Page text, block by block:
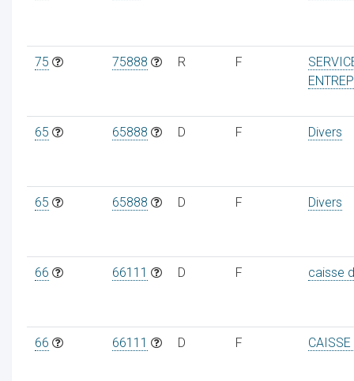
75 75888 R F
65 65888 D F Divers
65 65888 D F Divers
66 66111 D F caisse
66 66111 D F CAISSE